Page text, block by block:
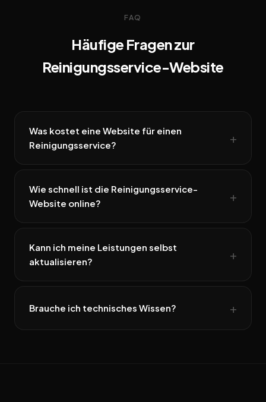
FAQ
Häufige Fragen zur
Reinigungsservice-Website
Was kostet eine Website für einen
Reinigungsservice?
Wie schnell ist die Reinigungsservice-
Website online?
Kann ich meine Leistungen selbst
aktualisieren?
Brauche ich technisches Wissen?